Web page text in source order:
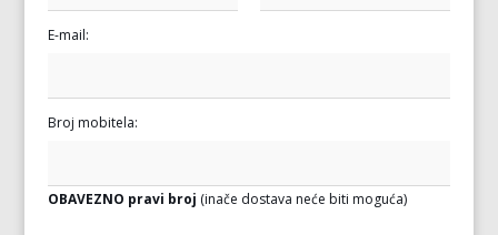
E-mail:
Broj mobitela:
OBAVEZNO pravi broj (inače dostava neće biti moguća)